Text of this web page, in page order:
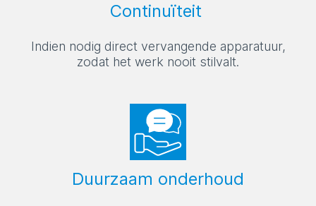
Continuïteit
Indien nodig direct vervangende apparatuur,
zodat het werk nooit stilvalt.
Duurzaam onderhoud